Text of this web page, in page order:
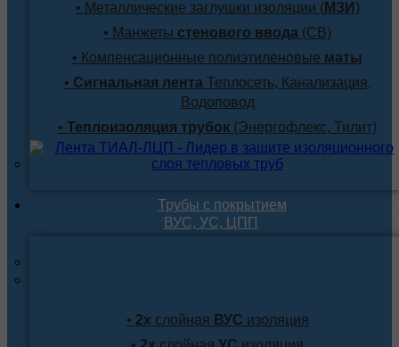
• Металлические заглушки изоляции (МЗИ )
• Манжеты стенового ввода (СВ)
• Компенсационные полиэтиленовые маты
• Сигнальная лентаТеплосеть, Канализация,
Водоповод
• Теплоизоляция трубок (Энергофлекс, Тилит)
Трубы с покрытием
ВУС, УС, ЦПП
• 2х слойная ВУС изоляция